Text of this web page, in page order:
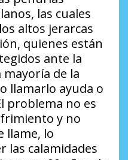
las cuales
altos jerarcas
quienes están
ante la
mayoría de la
llamarlo ayuda o
problema no es
y no
llame, lo
las calamidades